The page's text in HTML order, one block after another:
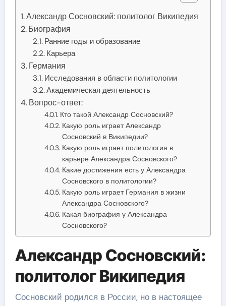
Александр Сосновский: политолог Википедия
Биография
Ранние годы и образование
Карьера
Германия
Исследования в области политологии
Академическая деятельность
Вопрос-ответ:
Кто такой Александр Сосновский?
Какую роль играет Александр
Сосновский в Википедии?
Какую роль играет политология в
карьере Александра Сосновского?
Какие достижения есть у Александра
Сосновского в политологии?
Какую роль играет Германия в жизни
Александра Сосновского?
Какая биография у Александра
Сосновского?
Александр Сосновский:
политолог Википедия
Сосновский родился в России, но в настоящее